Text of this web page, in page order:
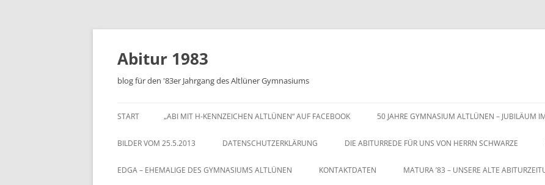
Zum
springen
Abitur 1983
blog für den '83er Jahrgang des Altlüner Gymnasiums
START „ABI MIT H-KENNZEICHEN ALTLÜNEN“ AUF FACEBOOK 50 JAHRE GYMNASIUM ALTLÜNEN – JUBILÄUM
BILDER VOM 25.5.2013 DATENSCHUTZERKLÄRUNG DIE ABITURREDE FÜR UNS VON HERRN SCHWARZE
EDGA – EHEMALIGE DES GYMNASIUMS ALTLÜNEN KONTAKTDATEN MATURA ’83 – UNSERE ALTE